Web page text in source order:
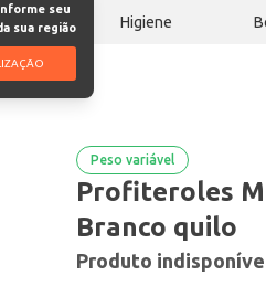
seu
sua região
Higiene
Peso variável
Profiteroles
Branco quilo
Produto